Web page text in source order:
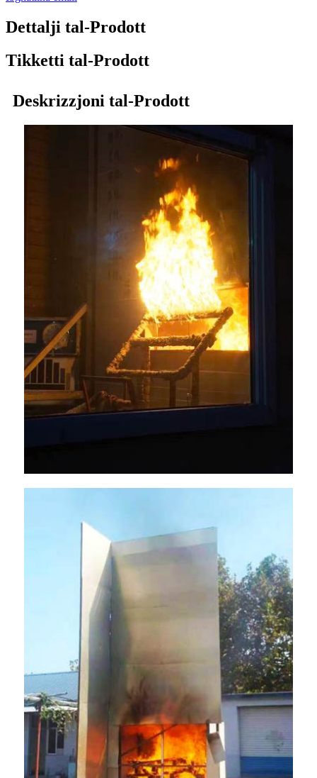
Dettalji tal-Prodott
Tikketti tal-Prodott
Deskrizzjoni tal-Prodott